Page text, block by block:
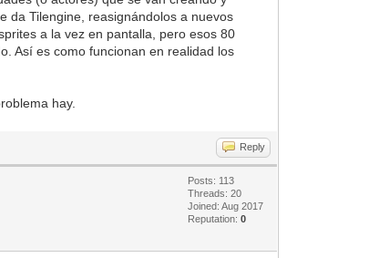
da Tilengine, reasignándolos a nuevos
a la vez en pantalla, pero esos 80
Así es como funcionan en realidad los
hay.
Reply
Posts: 113
Threads: 20
Joined: Aug 2017
Reputation:0